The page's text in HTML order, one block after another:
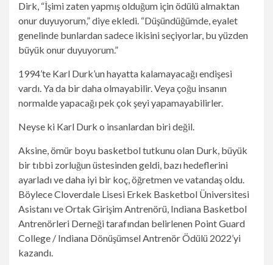
Dirk, “İşimi zaten yapmış olduğum için ödülü almaktan
onur duyuyorum,” diye ekledi. “Düşündüğümde, eyalet
genelinde bunlardan sadece ikisini seçiyorlar, bu yüzden
büyük onur duyuyorum.”
1994’te Karl Durk’un hayatta kalamayacağı endişesi
vardı. Ya da bir daha olmayabilir. Veya çoğu insanın
normalde yapacağı pek çok şeyi yapamayabilirler.
Neyse ki Karl Durk o insanlardan biri değil.
Aksine, ömür boyu basketbol tutkunu olan Durk, büyük
bir tıbbi zorluğun üstesinden geldi, bazı hedeflerini
ayarladı ve daha iyi bir koç, öğretmen ve vatandaş oldu.
Böylece Cloverdale Lisesi Erkek Basketbol Üniversitesi
Asistanı ve Ortak Girişim Antrenörü, Indiana Basketbol
Antrenörleri Derneği tarafından belirlenen Point Guard
College / Indiana Dönüşümsel Antrenör Ödülü 2022’yi
kazandı.